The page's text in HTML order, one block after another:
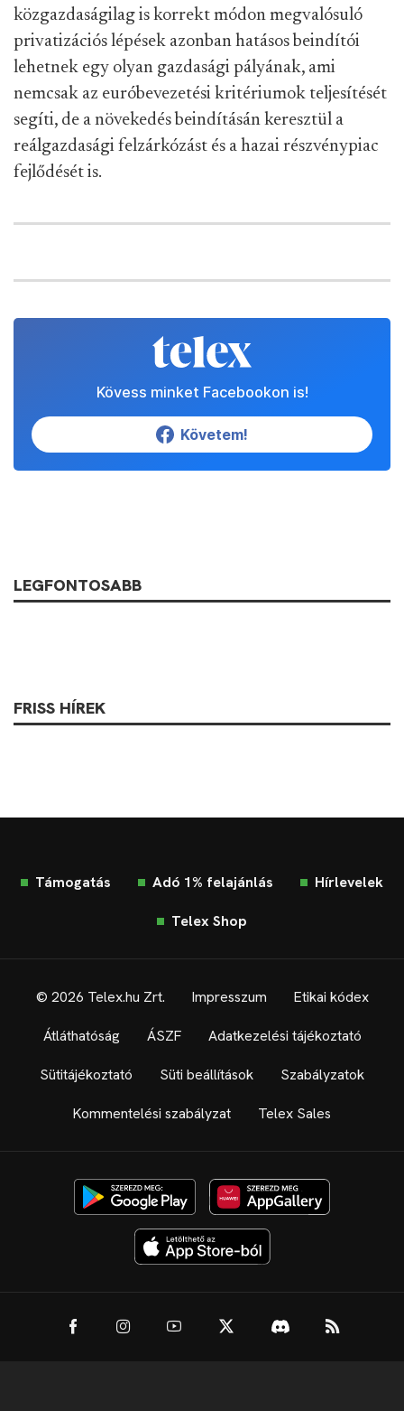
közgazdaságilag is korrekt módon megvalósuló
privatizációs lépések azonban hatásos beindítói
lehetnek egy olyan gazdasági pályának, ami
nemcsak az euróbevezetési kritériumok teljesítését
segíti, de a növekedés beindításán keresztül a
reálgazdasági felzárkózást és a hazai részvénypiac
fejlődését is.
Kövess minket Facebookon is!
Követem!
LEGFONTOSABB
FRISS HÍREK
Támogatás Adó 1% felajánlás Hírlevelek
Telex Shop
© 2026 Telex.hu Zrt. Impresszum Etikai kódex
Átláthatóság ÁSZF Adatkezelési tájékoztató
Sütitájékoztató Süti beállítások Szabályzatok
Kommentelési szabályzat Telex Sales